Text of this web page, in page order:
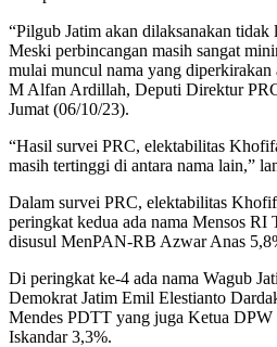
“Pilgub Jatim akan dilaksanakan tidak
Meski perbincangan masih sangat
mulai muncul nama yang diperkirakan
M Alfan Ardillah, Deputi Direktur
Jumat (06/10/23).
“Hasil survei PRC, elektabilitas
masih tertinggi di antara nama lain,”
Dalam survei PRC, elektabilitas
peringkat kedua ada nama Mensos RI
disusul MenPAN-RB Azwar Anas
Di peringkat ke-4 ada nama Wagub
Demokrat Jatim Emil Elestianto
Mendes PDTT yang juga Ketua
Iskandar 3,3%.